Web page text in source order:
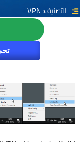
التصنيف: VPN